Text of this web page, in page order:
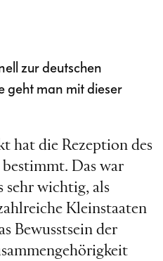
zur deutschen
geht man mit dieser
hat die Rezeption des
Das war
sehr wichtig, als
Kleinstaaten
Bewusstsein der